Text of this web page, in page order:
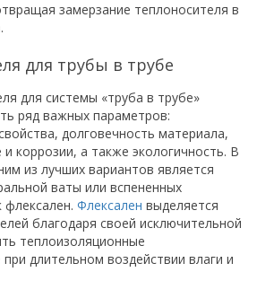
замерзание теплоносителя в
для трубы в трубе
для системы «труба в трубе»
ряд важных параметров:
долговечность материала,
и коррозии, а также экологичность. В
из лучших вариантов является
ваты или вспененных
флексален. Флексален выделяется
благодаря своей исключительной
теплоизоляционные
длительном воздействии влаги и